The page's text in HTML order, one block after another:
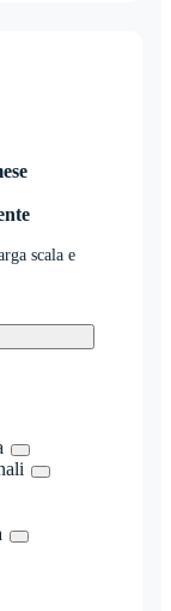
scala e